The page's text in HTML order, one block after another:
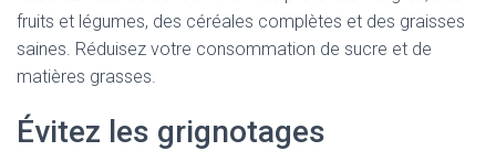
fruits et légumes, des céréales complètes et des graisses
saines. Réduisez votre consommation de sucre et de
matières grasses.
Évitez les grignotages